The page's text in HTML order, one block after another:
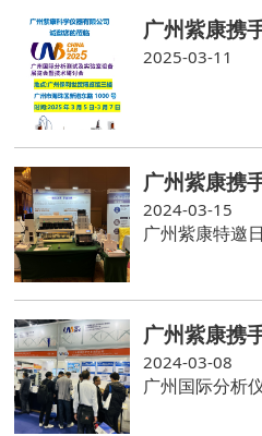
2025-03-11
2024-03-15
2024-03-08